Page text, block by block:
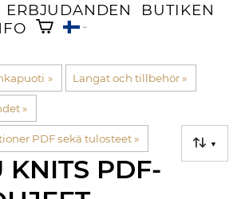
ERBJUDANDEN
BUTIKEN
‪» Langat och tillbehör ‪»
‪»
PDF sekä tulosteet‪» ▼
KNITS PDF-